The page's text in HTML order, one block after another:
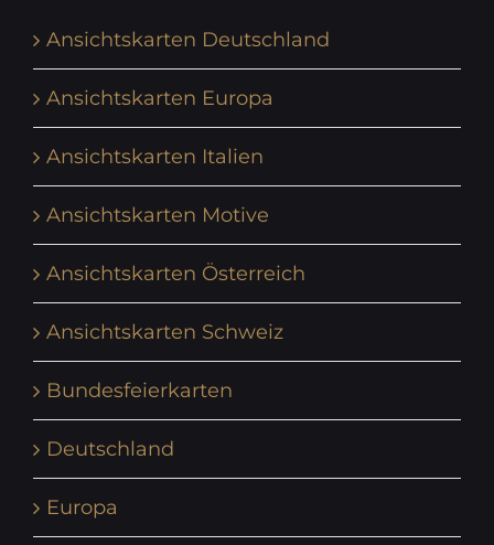
Ansichtskarten Deutschland
Ansichtskarten Europa
Ansichtskarten Italien
Ansichtskarten Motive
Ansichtskarten Österreich
Ansichtskarten Schweiz
Bundesfeierkarten
Deutschland
Europa